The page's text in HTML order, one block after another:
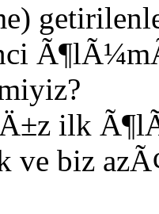
ilk
biz